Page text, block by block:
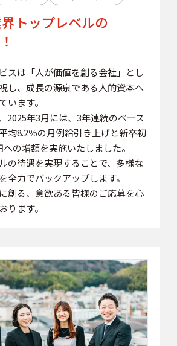
トップレベルの
スは「人が価値を創る会社」とし
し、成長の源泉である人的資本へ
います。
2025年3月には、3年連続のベース
均8.2％の月例給引き上げと新卒初
の増額を実施いたしました。
の待遇を実現することで、多様な
全力でバックアップします。
創る、意欲ある皆様のご応募を心
ります。